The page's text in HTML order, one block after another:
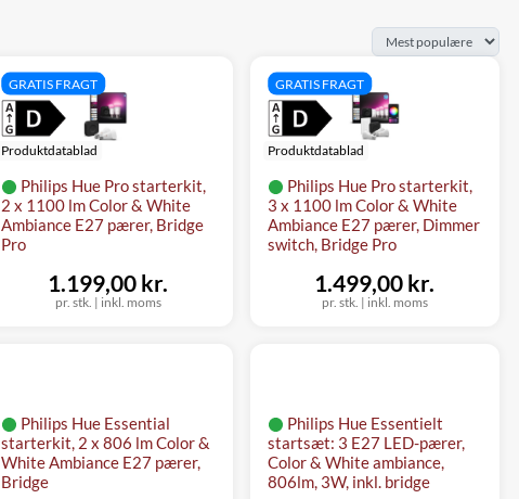
Philips Hue Pro starterkit,
2 x 1100 lm Color & White
Ambiance E27 pærer, Bridge
Pro
Produktdatablad
GRATIS FRAGT
pr. stk. | inkl. moms
1.199,00 kr.
Philips Hue Pro starterkit,
3 x 1100 lm Color & White
Ambiance E27 pærer, Dimmer
switch, Bridge Pro
Produktdatablad
GRATIS FRAGT
pr. stk. | inkl. moms
1.499,00 kr.
Philips Hue Essential
starterkit, 2 x 806 lm Color &
White Ambiance E27 pærer,
Bridge
Philips Hue Essentielt
startsæt: 3 E27 LED-pærer,
Color & White ambiance,
806lm, 3W, inkl. bridge